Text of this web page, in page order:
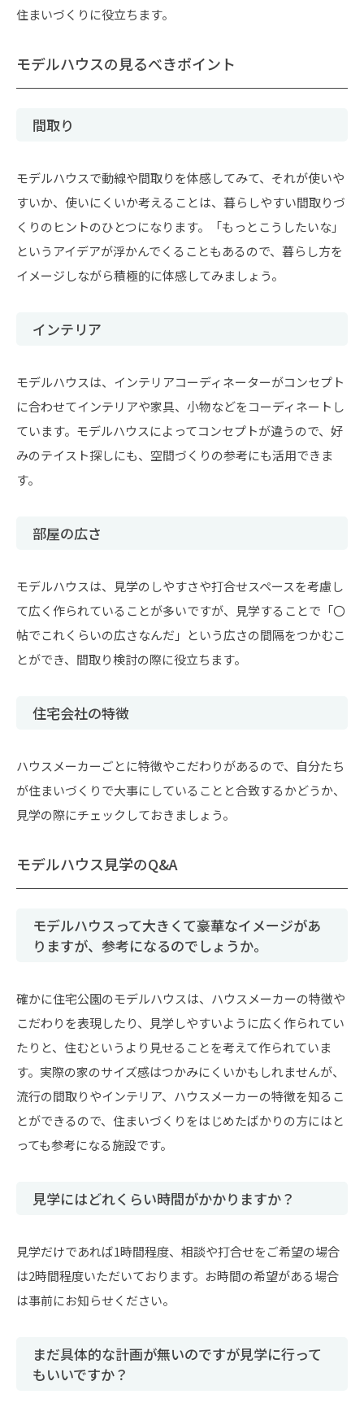
住まいづくりに役立ちます。
モデルハウスの見るべきポイント
間取り
モデルハウスで動線や間取りを体感してみて、それが使いや
すいか、使いにくいか考えることは、暮らしやすい間取りづ
くりのヒントのひとつになります。「もっとこうしたいな」
というアイデアが浮かんでくることもあるので、暮らし方を
イメージしながら積極的に体感してみましょう。
インテリア
モデルハウスは、インテリアコーディネーターがコンセプト
に合わせてインテリアや家具、小物などをコーディネートし
ています。モデルハウスによってコンセプトが違うので、好
みのテイスト探しにも、空間づくりの参考にも活用できま
す。
部屋の広さ
モデルハウスは、見学のしやすさや打合せスペースを考慮し
て広く作られていることが多いですが、見学することで「〇
帖でこれくらいの広さなんだ」という広さの間隔をつかむこ
とができ、間取り検討の際に役立ちます。
住宅会社の特徴
ハウスメーカーごとに特徴やこだわりがあるので、自分たち
が住まいづくりで大事にしていることと合致するかどうか、
見学の際にチェックしておきましょう。
モデルハウス見学のQ&A
モデルハウスって大きくて豪華なイメージがあ
りますが、参考になるのでしょうか。
確かに住宅公園のモデルハウスは、ハウスメーカーの特徴や
こだわりを表現したり、見学しやすいように広く作られてい
たりと、住むというより見せることを考えて作られていま
す。実際の家のサイズ感はつかみにくいかもしれませんが、
流行の間取りやインテリア、ハウスメーカーの特徴を知るこ
とができるので、住まいづくりをはじめたばかりの方にはと
っても参考になる施設です。
見学にはどれくらい時間がかかりますか？
見学だけであれば1時間程度、相談や打合せをご希望の場合
は2時間程度いただいております。お時間の希望がある場合
は事前にお知らせください。
まだ具体的な計画が無いのですが見学に行って
もいいですか？